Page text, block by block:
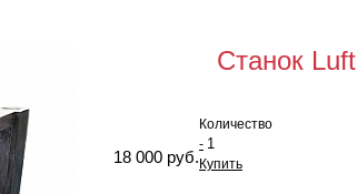
Станок Luft
18 000 руб.
Количество
-
Купить